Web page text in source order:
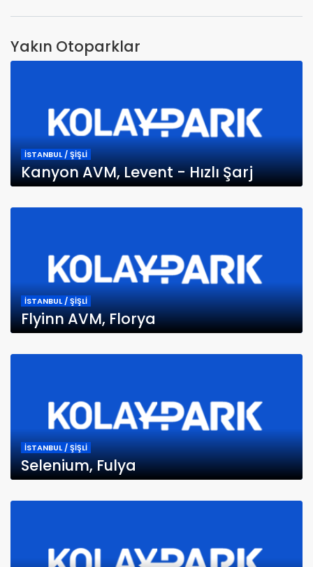
Yakın Otoparklar
İSTANBUL / ŞİŞLİ
Kanyon AVM, Levent - Hızlı Şarj
İSTANBUL / ŞİŞLİ
Flyinn AVM, Florya
İSTANBUL / ŞİŞLİ
Selenium, Fulya